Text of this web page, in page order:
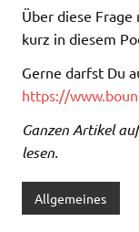
Über diese
kurz in diesem
Gerne darfst Du
https://
Ganzen Artikel
lesen.
Allgemeines